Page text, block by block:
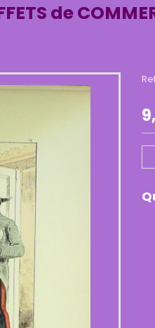
de